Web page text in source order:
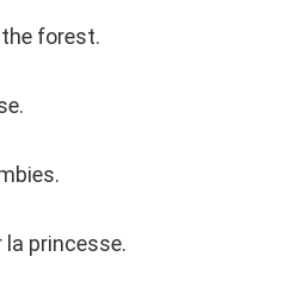
forest.
la princesse.